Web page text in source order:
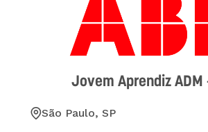
Jovem Aprendiz ADM
São Paulo, SP